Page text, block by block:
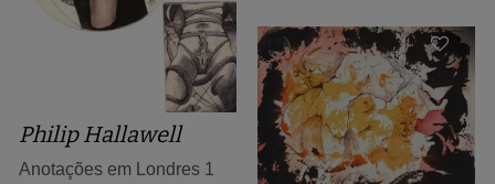
Philip Hallawell
Anotações em Londres 1